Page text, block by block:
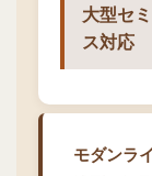
大型セ
ス対応
モダンラ